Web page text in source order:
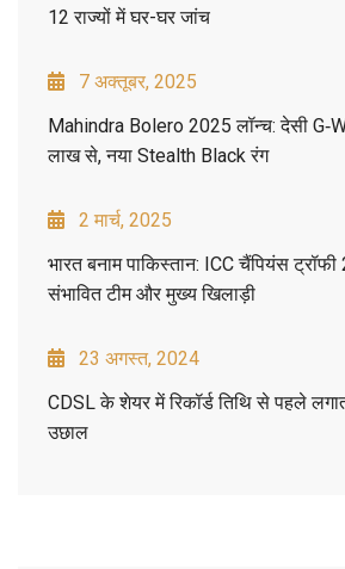
12 राज्यों में घर-घर जांच
7 अक्तूबर, 2025
Mahindra Bolero 2025 लॉन्च: देसी
लाख से, नया Stealth Black रंग
2 मार्च, 2025
भारत बनाम पाकिस्तान: ICC चैंपियंस
संभावित टीम और मुख्य खिलाड़ी
23 अगस्त, 2024
CDSL के शेयर में रिकॉर्ड तिथि से पहले
उछाल